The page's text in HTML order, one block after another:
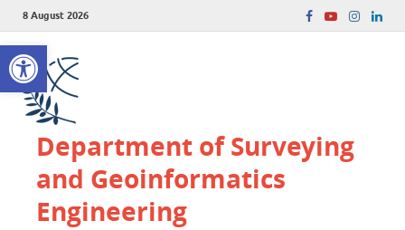
Open toolbar
8 August 2026
Department of Surveying
and Geoinformatics
Engineering